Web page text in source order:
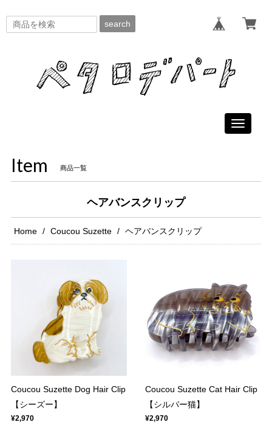
search
Toggle
Item 商品一覧
ヘアバンスクリップ
Home Coucou Suzette ヘアバンスクリップ
Coucou Suzette Dog Hair Clip
【シーズー】
¥2,970
Coucou Suzette Cat Hair Clip
【シルバー猫】
¥2,970